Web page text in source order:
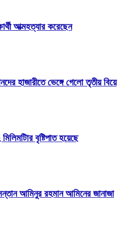
আত্মহত্যার করেছেন
হাজারীতে ভেঙ্গে গেলো তৃতীয় বিয়ে
বৃষ্টিপাত হয়েছে
আমিনুর রহমান আমিনের জানাজা